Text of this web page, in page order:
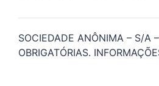
SOCIEDADE ANÔNIMA – S/A
OBRIGATÓRIAS.